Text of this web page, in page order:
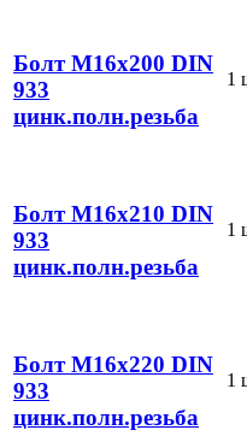
Болт М16х200 DIN
933
цинк.полн.резьба
1
Болт М16х210 DIN
933
цинк.полн.резьба
1
Болт М16х220 DIN
933
цинк.полн.резьба
1